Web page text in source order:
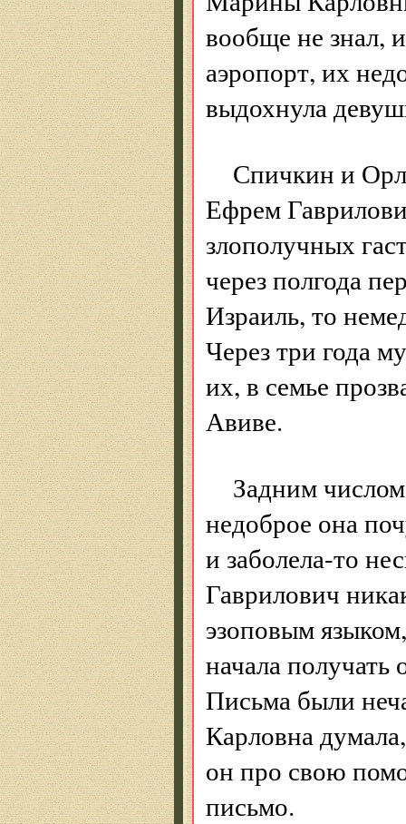
вообще не знал,
аэропорт, их
выдохнула
Спичкин и
Ефрем
злополучных
через полгода
Израиль, то
Через три года
их, в семье
Авиве.
Задним
недоброе она
и заболела-то
Гаврилович
эзоповым
начала
Письма были
Карловна
он про свою
письмо.